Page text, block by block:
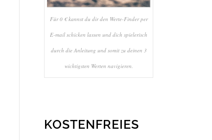
Für 0 € kannst du dir den Werte-Finder per
E-mail schicken lassen und dich spielerisch
durch die Anleitung und somit zu deinen 3
wichtigsten Werten navigieren.
KOSTENFREIES